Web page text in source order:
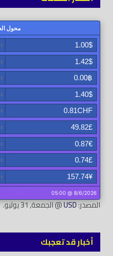
المصدر:USD@ الجمعة, 31 يوليو.
أخبار قد تعجبك